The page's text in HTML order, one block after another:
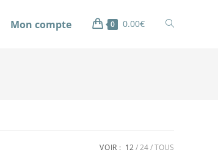
Mon compte 0 0.00€
VOIR : 12 24 TOUS